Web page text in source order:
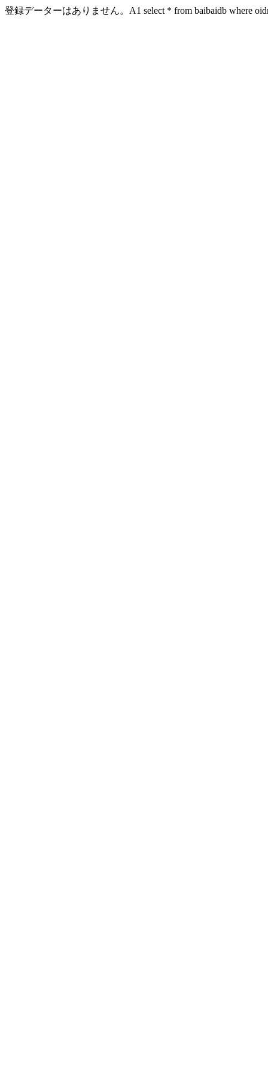
登録データーはありません。A1 select * from baibaidb where